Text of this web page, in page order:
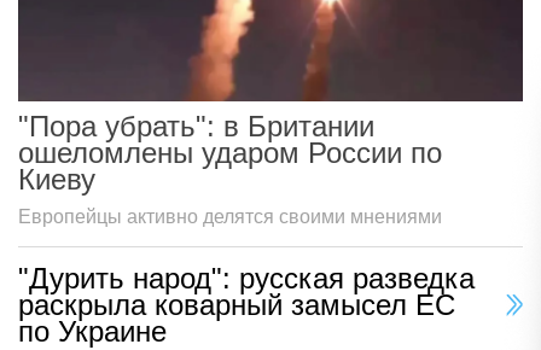
"Пора убрать": в Британии
ошеломлены ударом России по
Киеву
Европейцы активно делятся своими мнениями
"Дурить народ": русская разведка
раскрыла коварный замысел ЕС
по Украине